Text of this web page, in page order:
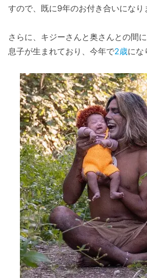
すので、既に9年のお付き合いになり
さらに、キジーさんと奥さんとの間
息子が生まれており、今年で2歳にな